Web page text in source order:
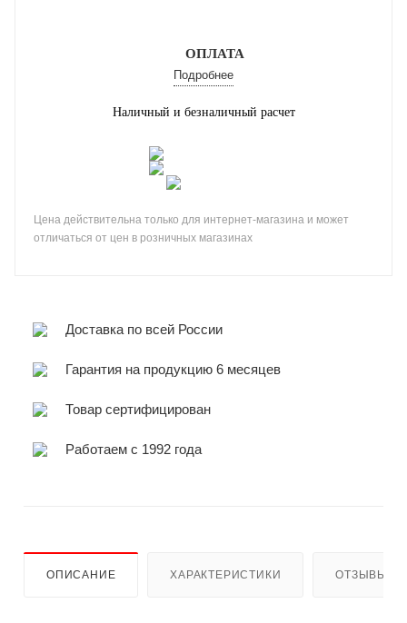
ОПЛАТА
Подробнее
Наличный и безналичный расчет
Цена действительна только для интернет-магазина и может
отличаться от цен в розничных магазинах
Доставка по всей России
Гарантия на продукцию 6 месяцев
Товар сертифицирован
Работаем с 1992 года
ОПИСАНИЕ ХАРАКТЕРИСТИКИ ОТЗЫВЫ